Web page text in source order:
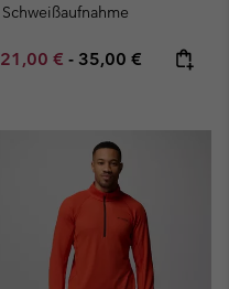
Schweißaufnahme
Minimum sale price:
21,00 € - Maximum price:
35,00 €